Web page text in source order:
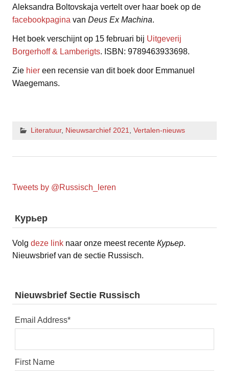
Aleksandra Boltovskaja vertelt over haar boek op de
facebookpagina van Deus Ex Machina.
Het boek verschijnt op 15 februari bij Uitgeverij
Borgerhoff & Lamberigts. ISBN: 9789463933698.
Zie hier een recensie van dit boek door Emmanuel
Waegemans.
Literatuur, Nieuwsarchief 2021, Vertalen-nieuws
Tweets by @Russisch_leren
Курьер
Volg deze link naar onze meest recente Курьер.
Nieuwsbrief van de sectie Russisch.
Nieuwsbrief Sectie Russisch
Email Address*
First Name